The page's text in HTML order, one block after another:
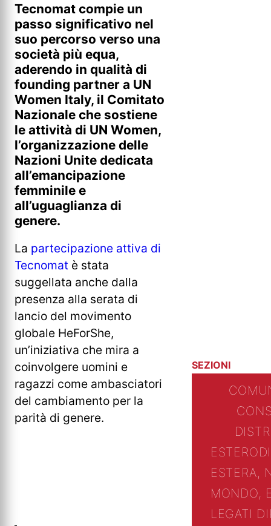
Tecnomat compie un
passo significativo nel
suo percorso verso una
società più equa,
aderendo in qualità di
founding partner a UN
Women Italy, il Comitato
Nazionale che sostiene
le attività di UN Women,
l’organizzazione delle
Nazioni Unite dedicata
all’emancipazione
femminile e
all’uguaglianza di
genere.
La partecipazione attiva di
Tecnomat è stata
suggellata anche dalla
presenza alla serata di
lancio del movimento
globale HeForShe,
un’iniziativa che mira a
coinvolgere uomini e
ragazzi come ambasciatori
del cambiamento per la
parità di genere.
SEZIONI
ESTERO
ESTERA,
MONDO,
LEGATI